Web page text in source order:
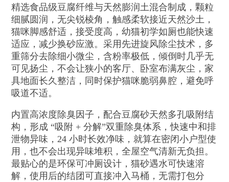
精选食品级豆腐纤维与天然膨润土混合制成，颗粒
细腻圆润，无尖锐棱角，触感柔软接近天然沙土，
猫咪脚感舒适，接受度高，幼猫初学如厕也能快速
适应，减少换砂应激。采用先进旋风除尘技术，多
重筛分去除细小微尘，含粉率极低，倾倒时几乎无
可见扬尘，不会让狭小的客厅、卧室布满灰尘，家
具地面长久整洁，同时保护猫咪脆弱鼻腔，避免呼
吸道不适。
内置高浓度除臭因子，配合豆腐砂天然多孔吸附结
构，形成 “吸附 + 分解”双重除臭体系，快速中和排
泄物异味，24 小时长效净味，就算在密闭小户型使
用，也不会出现异味堆积，全屋空气清新无负担。
最贴心的是环保可冲厕设计，猫砂遇水可快速溶
解，使用后的结团可直接冲入马桶，无需打包分